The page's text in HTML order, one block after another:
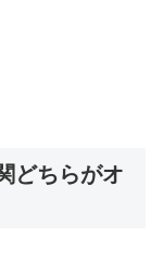
どちらがオ